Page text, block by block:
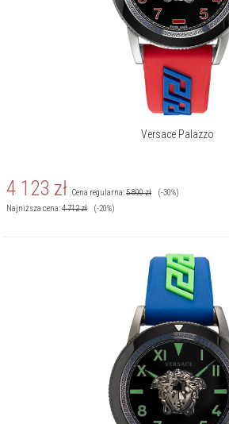
Versace Palazzo
4 123 zł Cena regularna:5 890zł
(-30%)
Najniższa cena:4 712zł (-20%)